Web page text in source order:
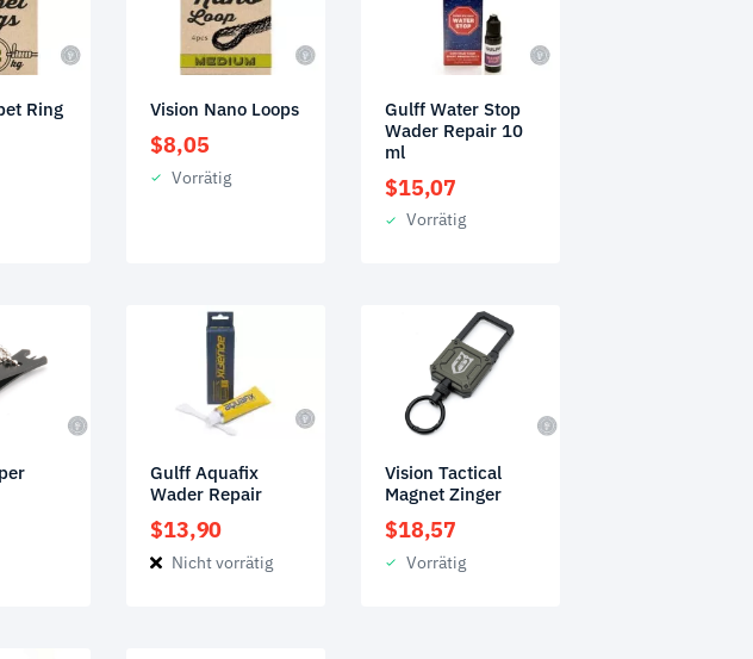
Ring Vision Nano Loops
$8,05
Vorrätig
Gulff Water Stop
Wader Repair 10
ml
$15,07
Vorrätig
Gulff Aquafix
Wader Repair
$13,90
Nicht vorrätig
Vision Tactical
Magnet Zinger
$18,57
Vorrätig